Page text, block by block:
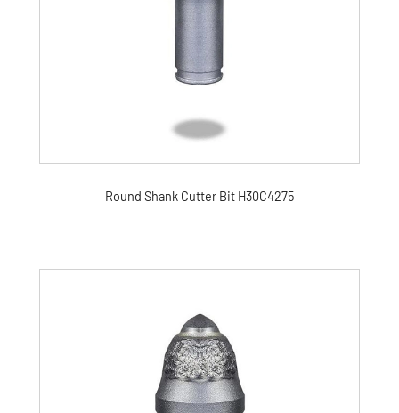
Round Shank Cutter Bit H30C4275